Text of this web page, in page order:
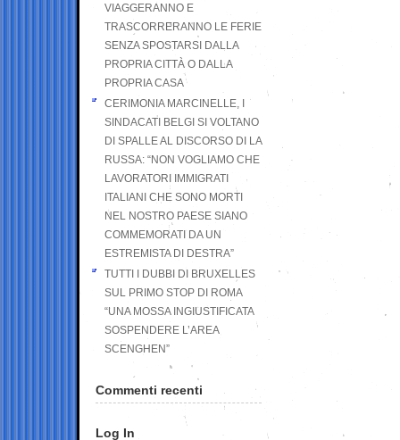
VIAGGERANNO E
TRASCORRERANNO LE FERIE
SENZA SPOSTARSI DALLA
PROPRIA CITTÀ O DALLA
PROPRIA CASA
CERIMONIA MARCINELLE, I
SINDACATI BELGI SI VOLTANO
DI SPALLE AL DISCORSO DI LA
RUSSA: “NON VOGLIAMO CHE
LAVORATORI IMMIGRATI
ITALIANI CHE SONO MORTI
NEL NOSTRO PAESE SIANO
COMMEMORATI DA UN
ESTREMISTA DI DESTRA”
TUTTI I DUBBI DI BRUXELLES
SUL PRIMO STOP DI ROMA
“UNA MOSSA INGIUSTIFICATA
SOSPENDERE L’AREA
SCENGHEN”
Commenti recenti
Log In